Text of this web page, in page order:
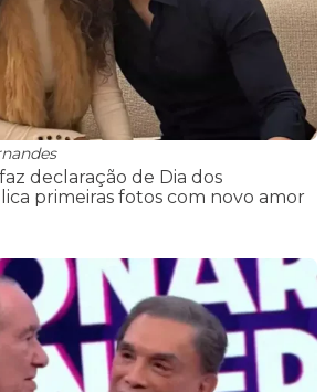
declaração de Dia dos
primeiras fotos com novo amor